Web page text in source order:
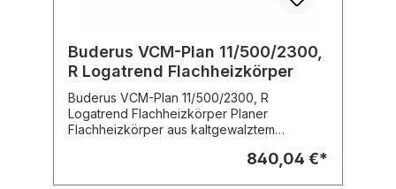
Buderus VCM-Plan 11/500/2300,
R Logatrend Flachheizkörper
Buderus VCM-Plan 11/500/2300, R
Logatrend Flachheizkörper Planer
Flachheizkörper aus kaltgewalztem
Vorderwand für hohe optische Ansprüche
840,04 €*